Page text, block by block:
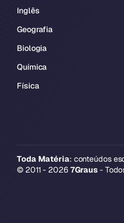
Inglês
Geografia
Biologia
Química
Física
Toda Matéria: conteúdos
© 2011 - 2026 7Graus-